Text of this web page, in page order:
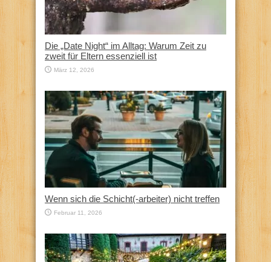
Die „Date Night“ im Alltag: Warum Zeit zu
zweit für Eltern essenziell ist
März 12, 2026
Wenn sich die Schicht(-arbeiter) nicht treffen
Februar 11, 2026